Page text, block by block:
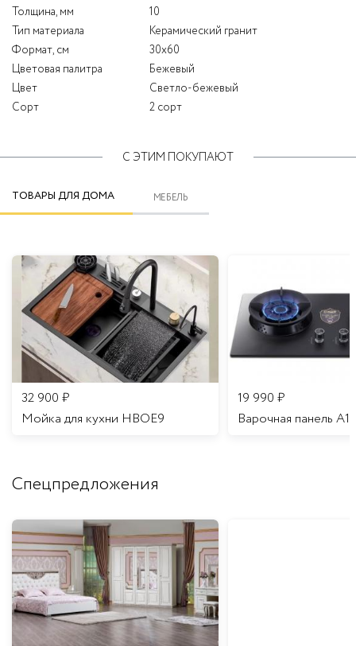
Толщина, мм
10
Тип материала
Керамический гранит
Формат, см
30x60
Цветовая палитра
Бежевый
Цвет
Светло-бежевый
Сорт
2 сорт
С ЭТИМ ПОКУПАЮТ
ТОВАРЫ ДЛЯ ДОМА МЕБЕЛЬ
32 900 ₽
Мойка для кухни HBOE9
19 990 ₽
Варочная панель A16
Спецпредложения